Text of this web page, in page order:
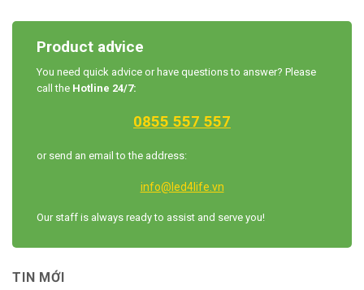
Product advice
You need quick advice or have questions to answer? Please
call the Hotline 24/7:
0855 557 557
or send an email to the address:
info@led4life.vn
Our staff is always ready to assist and serve you!
TIN MỚI